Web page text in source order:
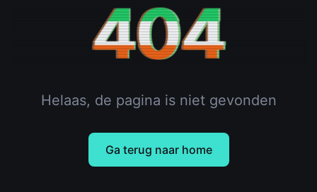
404
Helaas, de pagina is niet gevonden
Ga terug naar home